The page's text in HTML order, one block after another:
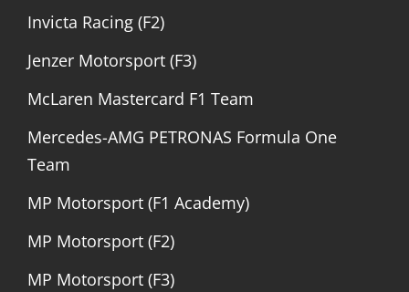
Invicta Racing (F2)
Jenzer Motorsport (F3)
McLaren Mastercard F1 Team
Mercedes-AMG PETRONAS Formula One
Team
MP Motorsport (F1 Academy)
MP Motorsport (F2)
MP Motorsport (F3)